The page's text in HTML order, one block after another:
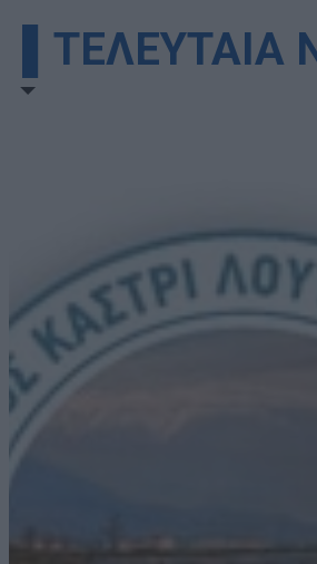
▌ΤΕΛΕΥΤΑΙΑ